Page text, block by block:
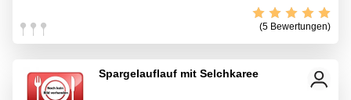
(5 Bewertungen)
Spargelauflauf mit Selchkaree